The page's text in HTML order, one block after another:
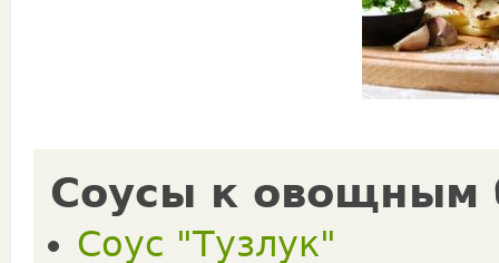
Соусы к
Соус "Тузлук"